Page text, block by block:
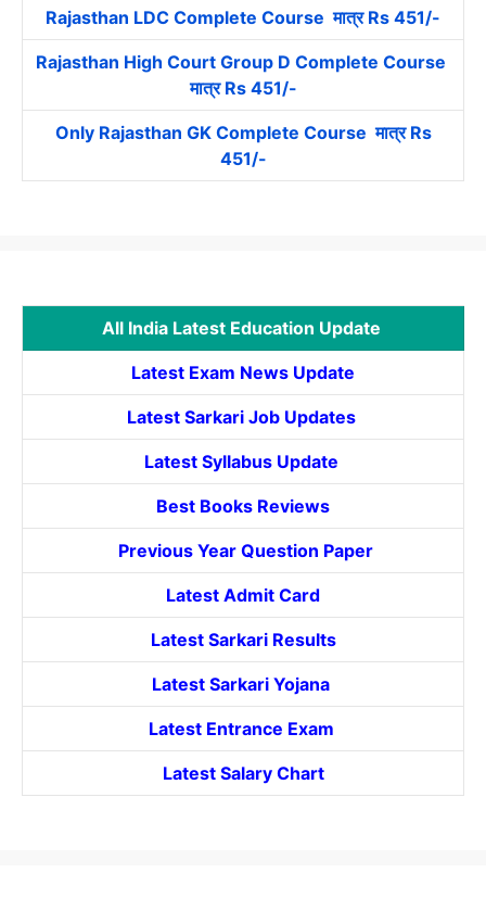
Rajasthan LDC Complete Course मात्र Rs 451/-
Rajasthan High Court Group D Complete Course
मात्र Rs 451/-
Only Rajasthan GK Complete Course मात्र Rs
451/-
All India Latest Education Update
Latest Exam News Update
Latest Sarkari Job Updates
Latest Syllabus Update
Best Books Reviews
Previous Year Question Paper
Latest Admit Card
Latest Sarkari Results
Latest Sarkari Yojana
Latest Entrance Exam
Latest Salary Chart